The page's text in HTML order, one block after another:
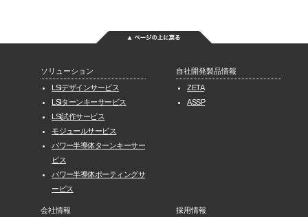
ソリューション
LSIデザインサービス
LSIターンキーサービス
LSI試作サービス
モジュールサービス
パワー半導体ターンキーサー
ビス
パワー半導体ポーティングサ
ービス
自社開発製品情報
ZETA
ASSP
会社情報 採用情報